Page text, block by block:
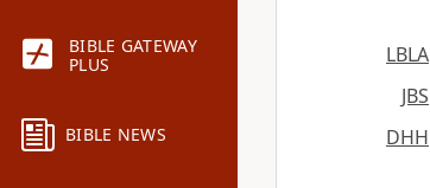
BIBLE GATEWAY
PLUS
BIBLE NEWS
LBLA
JBS
DHH